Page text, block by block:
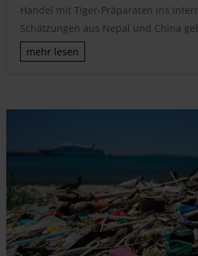
Handel mit Tiger-Präparaten ins
Schätzungen aus Nepal und China
mehr lesen